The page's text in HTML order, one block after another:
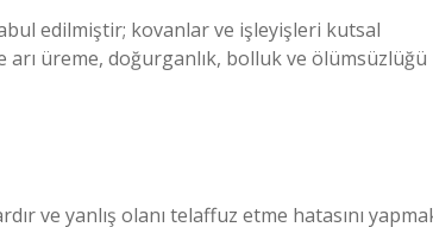
edilmiştir; kovanlar ve işleyişleri kutsal
arı üreme, doğurganlık, bolluk ve ölümsüzlüğü
ve yanlış olanı telaffuz etme hatasını